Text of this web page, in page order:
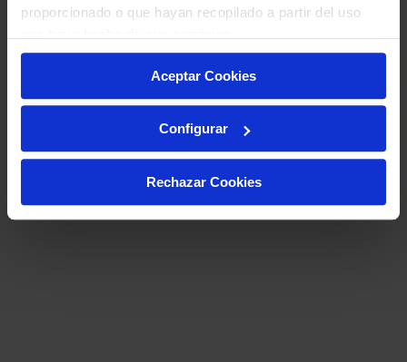
proporcionado o que hayan recopilado a partir del uso
Aceptar Cookies
Configurar
Rechazar Cookies